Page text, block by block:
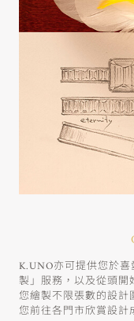
K.UNO亦可提供您於
製」服務，以及從頭
您繪製不限張數的設
您前往各門市欣賞設計